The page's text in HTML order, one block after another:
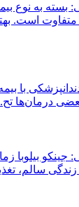
به نوع
است.
با
درمان‌ها
بیلوبا
سالم،